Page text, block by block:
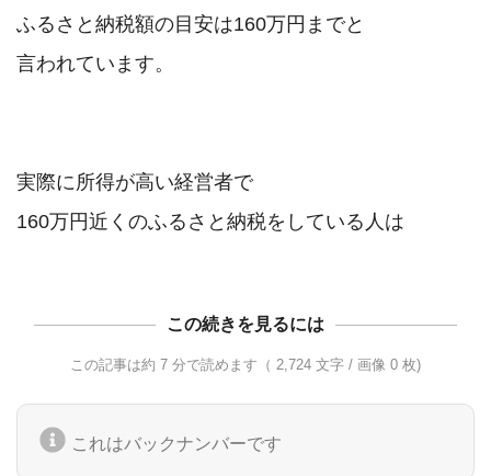
ふるさと納税額の目安は160万円までと
言われています。
実際に所得が高い経営者で
この続きを見るには
この記事は約 7 分で読めます（ 2,724 文字 / 画像 0 枚)
これはバックナンバーです